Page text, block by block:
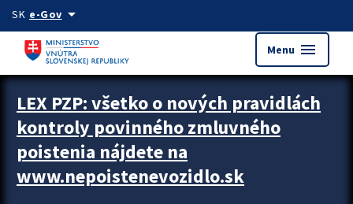
Preskocit na hlavný obsah
SK e-Govarrow_drop_down
Menu menu
Zastavit automatický posun upútavok
LEX PZP: všetko o nových pravidlách
kontroly povinného zmluvného
poistenia nájdete na
www.nepoistenevozidlo.sk